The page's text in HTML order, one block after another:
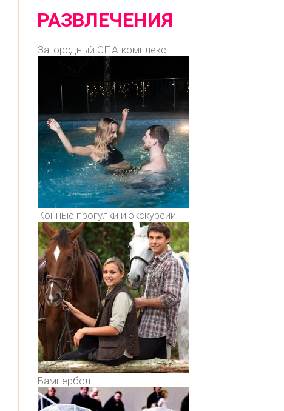
РАЗВЛЕЧЕНИЯ
Загородный СПА-комплекс
Конные прогулки и экскурсии
Бампербол